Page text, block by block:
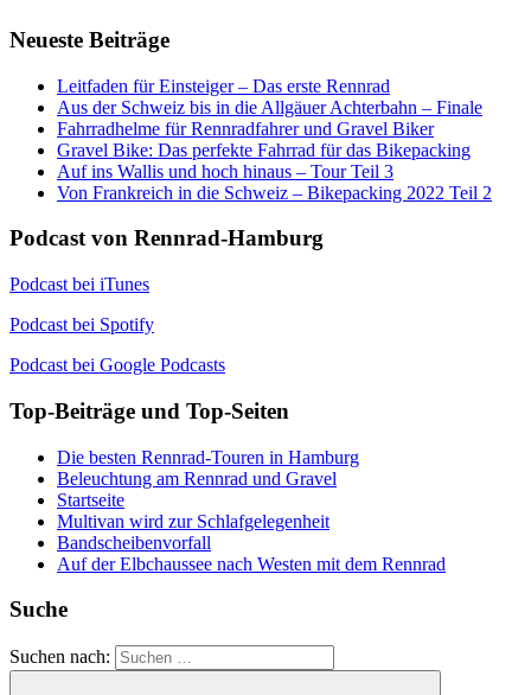
Neueste Beiträge
Leitfaden für Einsteiger – Das erste Rennrad
Aus der Schweiz bis in die Allgäuer Achterbahn – Finale
Fahrradhelme für Rennradfahrer und Gravel Biker
Gravel Bike: Das perfekte Fahrrad für das Bikepacking
Auf ins Wallis und hoch hinaus – Tour Teil 3
Von Frankreich in die Schweiz – Bikepacking 2022 Teil 2
Podcast von Rennrad-Hamburg
Podcast bei iTunes
Podcast bei Spotify
Podcast bei Google Podcasts
Top-Beiträge und Top-Seiten
Die besten Rennrad-Touren in Hamburg
Beleuchtung am Rennrad und Gravel
Startseite
Multivan wird zur Schlafgelegenheit
Bandscheibenvorfall
Auf der Elbchaussee nach Westen mit dem Rennrad
Suche
Suchen nach: